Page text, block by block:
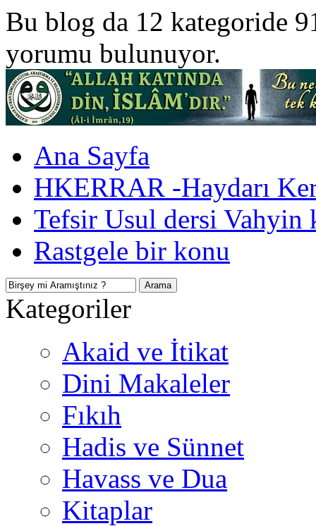
Bu blog da 12 kategoride
yorumu bulunuyor.
Ana Sayfa
HKERRAR -Haydarı
Tefsir Usul dersi Vahyin
Rastgele bir konu
Kategoriler
Akaid ve İtikat
Dini Makaleler
Fıkıh
Hadis ve Sünnet
Havass ve Dua
Kitaplar